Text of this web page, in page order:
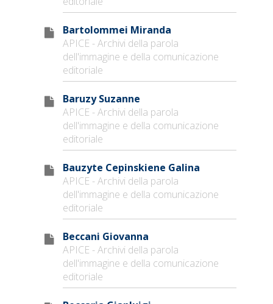
Bartolommei Miranda
APICE - Archivi della parola
dell'immagine e della comunicazione
editoriale
Baruzy Suzanne
APICE - Archivi della parola
dell'immagine e della comunicazione
editoriale
Bauzyte Cepinskiene Galina
APICE - Archivi della parola
dell'immagine e della comunicazione
editoriale
Beccani Giovanna
APICE - Archivi della parola
dell'immagine e della comunicazione
editoriale